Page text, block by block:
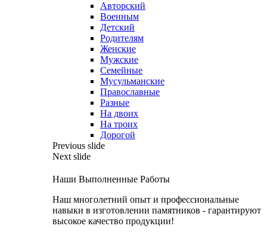
Авторский
Военным
Детский
Родителям
Женские
Мужские
Семейные
Мусульманские
Православные
Разные
На двоих
На троих
Дорогой
Previous slide
Next slide
Наши Выполненные Работы
Наш многолетний опыт и профессиональные
навыки в изготовлении памятников - гарантируют
высокое качество продукции!